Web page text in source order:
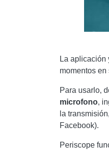
La aplicación
momentos
Para usarlo,
microfono,
la
Facebook).
Periscope